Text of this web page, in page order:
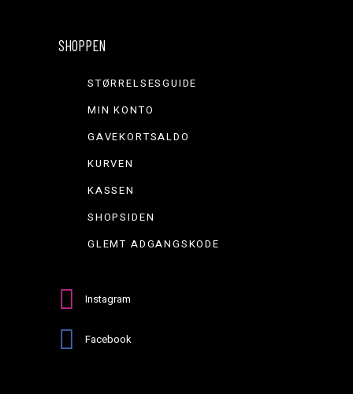
SHOPPEN
STØRRELSESGUIDE
MIN KONTO
GAVEKORTSALDO
KURVEN
KASSEN
SHOPSIDEN
GLEMT ADGANGSKODE
Instagram
Facebook